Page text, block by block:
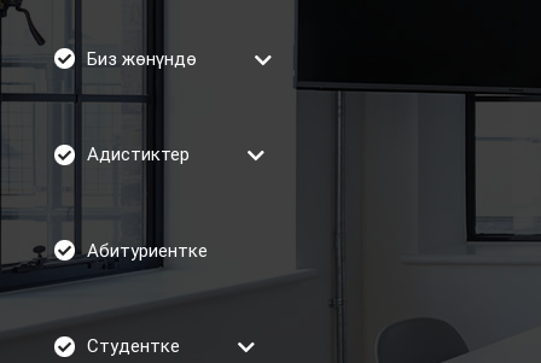
Биз жөнүндө
Адистиктер
Абитуриентке
Студентке